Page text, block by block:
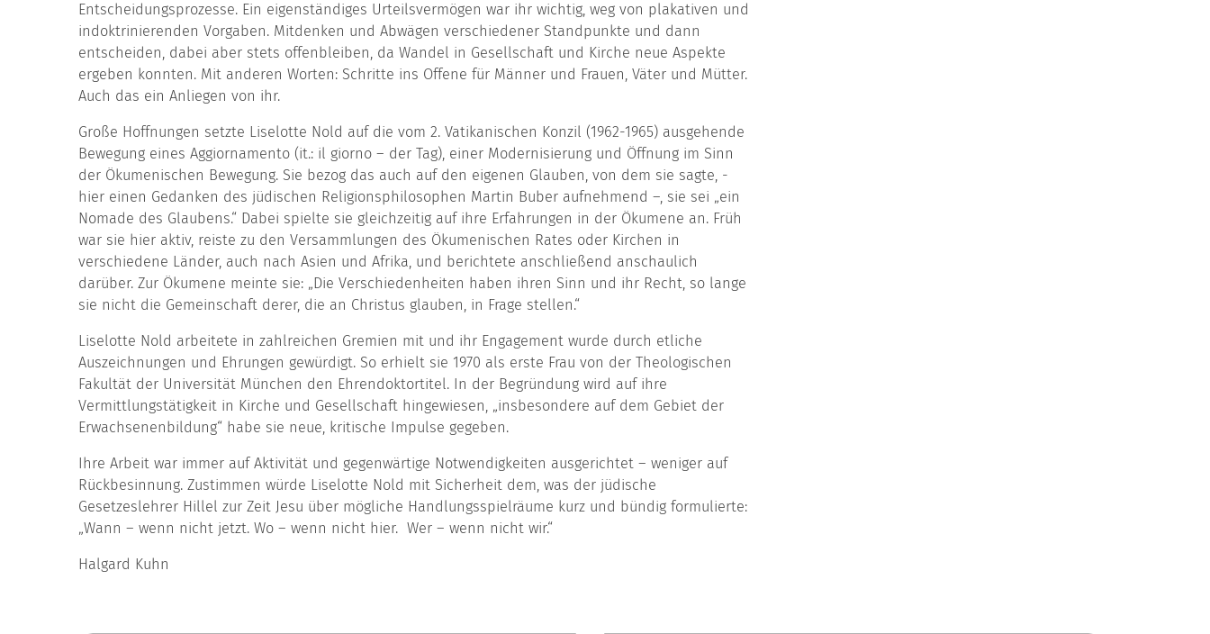
Entscheidungsprozesse. Ein eigenständiges Urteils­vermögen war ihr wichtig, weg von plakativen und
indoktrinierenden Vorgaben. Mitdenken und Abwägen verschiedener Standpunkte und dann
entscheiden, dabei aber stets offenbleiben, da Wandel in Ge­sellschaft und Kirche neue Aspekte
ergeben konnten. Mit anderen Worten: Schritte ins Offene für Männer und Frauen, Väter und Mütter.
Auch das ein Anliegen von ihr.
Große Hoffnungen setzte Liselotte Nold auf die vom 2. Vatikanischen Konzil (1962-1965) ausgehende
Bewe­gung eines Aggiornamento (it.: il giorno – der Tag), einer Modernisierung und Öffnung im Sinn
der Öku­menischen Bewegung. Sie bezog das auch auf den eigenen Glauben, von dem sie sagte, -
hier einen Ge­danken des jüdischen Religionsphilosophen Martin Buber aufnehmend –, sie sei „ein
Nomade des Glau­bens.“ Dabei spielte sie gleichzeitig auf ihre Erfah­rungen in der Ökumene an. Früh
war sie hier aktiv, reiste zu den Versammlungen des Ökumenischen Rates oder Kirchen in
verschiedene Länder, auch nach Asien und Afrika, und berichtete anschließend anschaulich
darüber. Zur Ökumene meinte sie: „Die Verschiedenheiten haben ihren Sinn und ihr Recht, so lange
sie nicht die Gemeinschaft derer, die an Christus glauben, in Frage stellen.“
Liselotte Nold arbeitete in zahlreichen Gremien mit und ihr Engagement wurde durch etliche
Auszeich­nungen und Ehrungen gewürdigt. So erhielt sie 1970 als erste Frau von der Theologischen
Fakultät der Universität München den Ehrendoktortitel. In der Begründung wird auf ihre
Vermittlungstätigkeit in Kirche und Gesellschaft hingewiesen, „insbesondere auf dem Gebiet der
Erwachsenenbildung“ habe sie neue, kritische Impulse gegeben.
Ihre Arbeit war immer auf Aktivität und gegenwärtige Notwendigkeiten ausgerichtet – weniger auf
Rückbe­sinnung. Zustimmen würde Liselotte Nold mit Sicherheit dem, was der jüdische
Gesetzeslehrer Hillel zur Zeit Jesu über mögliche Handlungsspielräume kurz und bündig formulierte:
„Wann – wenn nicht jetzt. Wo – wenn nicht hier. Wer – wenn nicht wir.“
Halgard Kuhn